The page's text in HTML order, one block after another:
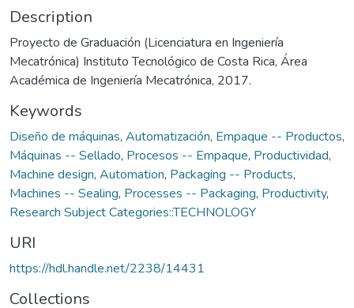
Description
Proyecto de Graduación (Licenciatura en Ingeniería
Mecatrónica) Instituto Tecnológico de Costa Rica, Área
Académica de Ingeniería Mecatrónica, 2017.
Keywords
Diseño de máquinas, Automatización, Empaque -- Productos,
Máquinas -- Sellado, Procesos -- Empaque, Productividad,
Machine design, Automation, Packaging -- Products,
Machines -- Sealing, Processes -- Packaging, Productivity,
Research Subject Categories::TECHNOLOGY
URI
https://hdl.handle.net/2238/14431
Collections